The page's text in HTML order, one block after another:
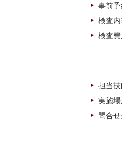
事前
検査
検査
札
札
担当
実施
問合